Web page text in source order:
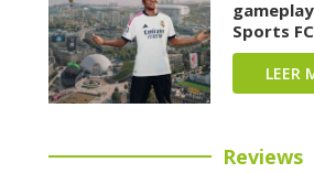
Sports
LEER
Reviews